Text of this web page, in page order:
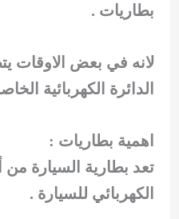
بطاريات .
لانه في بعض الاوقات
الدائرة الكهربائية
اهمية بطاريات :
تعد بطارية السيارة
الكهربائي للسيارة .